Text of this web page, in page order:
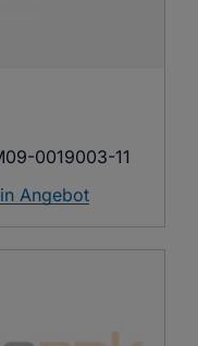
0019003-11
Angebot